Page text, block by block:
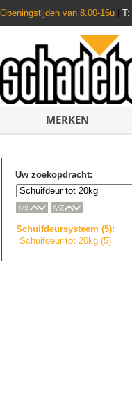
Openingstijden van 8.00-16u T:
MERKEN
Uw zoekopdracht:
Schuifdeursysteem (5):
Schuifdeur tot 20kg (5)